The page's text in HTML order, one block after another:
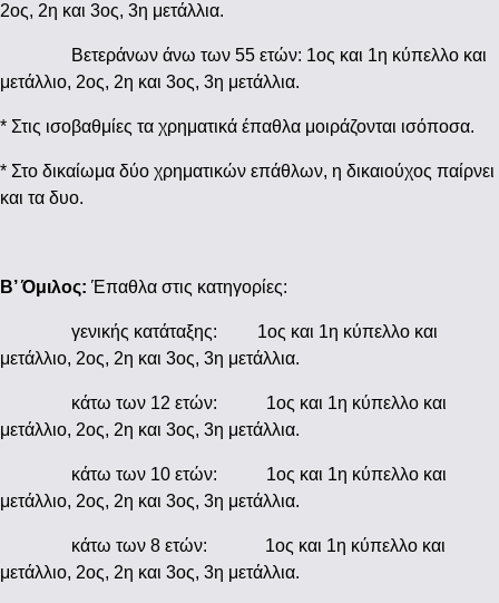
2ος, 2η και 3ος, 3η μετάλλια.
Βετεράνων άνω των 55 ετών: 1ος και 1η κύπελλο και
μετάλλιο, 2ος, 2η και 3ος, 3η μετάλλια.
* Στις ισοβαθμίες τα χρηματικά έπαθλα μοιράζονται ισόποσα.
* Στο δικαίωμα δύο χρηματικών επάθλων, η δικαιούχος παίρνει
και τα δυο.
Β’ Όμιλος: Έπαθλα στις κατηγορίες:
γενικής κατάταξης: 1ος και 1η κύπελλο και
μετάλλιο, 2ος, 2η και 3ος, 3η μετάλλια.
κάτω των 12 ετών: 1ος και 1η κύπελλο και
μετάλλιο, 2ος, 2η και 3ος, 3η μετάλλια.
κάτω των 10 ετών: 1ος και 1η κύπελλο και
μετάλλιο, 2ος, 2η και 3ος, 3η μετάλλια.
κάτω των 8 ετών: 1ος και 1η κύπελλο και
μετάλλιο, 2ος, 2η και 3ος, 3η μετάλλια.